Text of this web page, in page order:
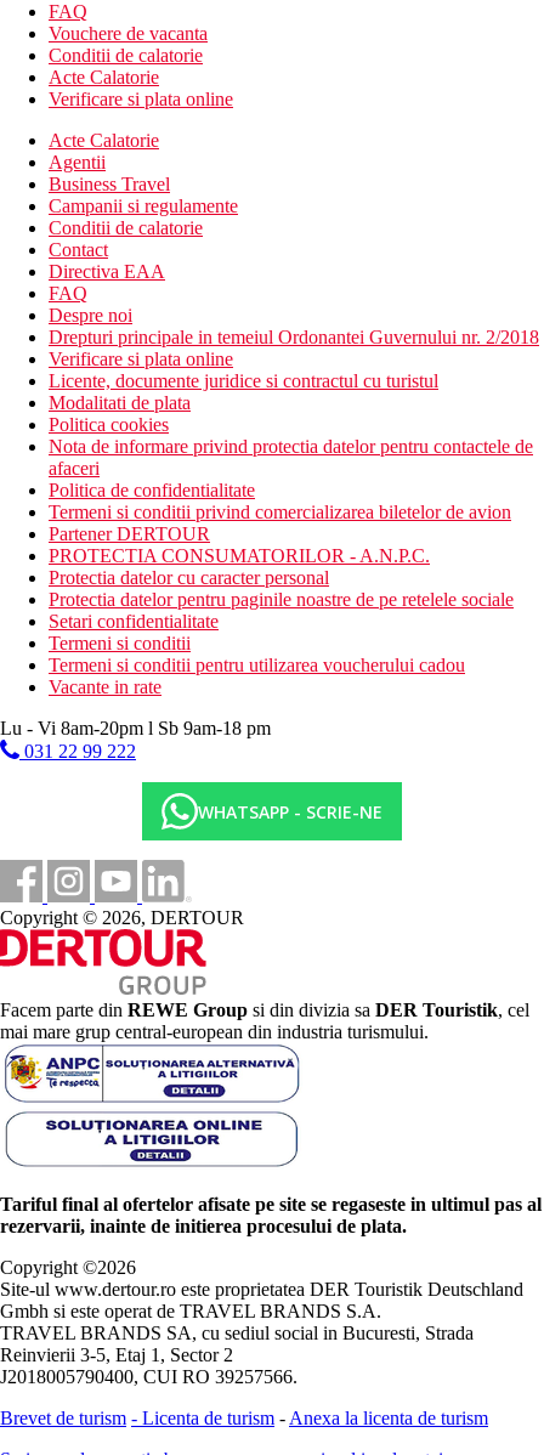
FAQ
Vouchere de vacanta
Conditii de calatorie
Acte Calatorie
Verificare si plata online
Acte Calatorie
Agentii
Business Travel
Campanii si regulamente
Conditii de calatorie
Contact
Directiva EAA
FAQ
Despre noi
Drepturi principale in temeiul Ordonantei Guvernului nr. 2/2018
Verificare si plata online
Licente, documente juridice si contractul cu turistul
Modalitati de plata
Politica cookies
Nota de informare privind protectia datelor pentru contactele de
afaceri
Politica de confidentialitate
Termeni si conditii privind comercializarea biletelor de avion
Partener DERTOUR
PROTECTIA CONSUMATORILOR - A.N.P.C.
Protectia datelor cu caracter personal
Protectia datelor pentru paginile noastre de pe retelele sociale
Setari confidentialitate
Termeni si conditii
Termeni si conditii pentru utilizarea voucherului cadou
Vacante in rate
Lu - Vi 8am-20pm l Sb 9am-18 pm
031 22 99 222
WHATSAPP - SCRIE-NE
Copyright © 2026, DERTOUR
Facem parte din REWE Group si din divizia sa DER Touristik, cel
mai mare grup central-european din industria turismului.
Tariful final al ofertelor afisate pe site se regaseste in ultimul pas al
rezervarii, inainte de initierea procesului de plata.
Copyright ©2026
Site-ul www.dertour.ro este proprietatea DER Touristik Deutschland
Gmbh si este operat de TRAVEL BRANDS S.A.
TRAVEL BRANDS SA, cu sediul social in Bucuresti, Strada
Reinvierii 3-5, Etaj 1, Sector 2
J2018005790400, CUI RO 39257566.
Brevet de turism - Licenta de turism - Anexa la licenta de turism